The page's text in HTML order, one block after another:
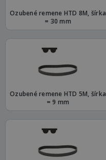
Ozubené remene HTD 8M, šírka
= 30 mm
Ozubené remene HTD 5M, šírka
= 9 mm